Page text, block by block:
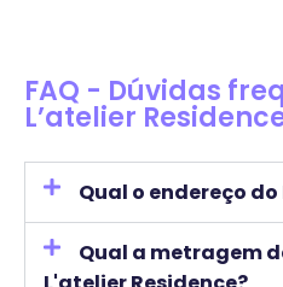
FAQ - Dúvidas
L’atelier
Qual o endereço
Qual a metragem